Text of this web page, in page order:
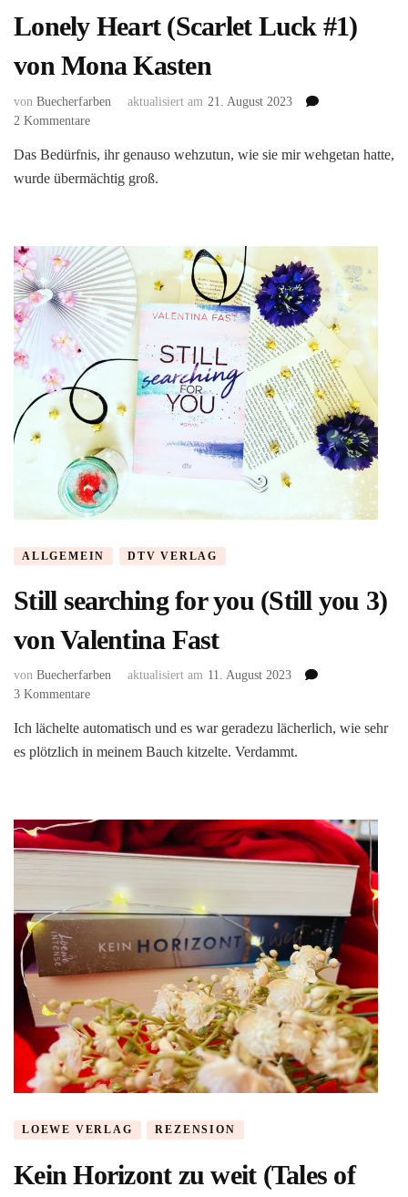
Lonely Heart (Scarlet Luck #1)
von Mona Kasten
von Buecherfarben aktualisiert am 21. August 2023
2 Kommentarezu
Heart
(Scarlet
Mona
Kasten
Das Bedürfnis, ihr genauso wehzutun, wie sie mir wehgetan hatte,
wurde übermächtig groß.
ALLGEMEIN DTV VERLAG
Still searching for you (Still you 3)
von Valentina Fast
von Buecherfarben aktualisiert am 11. August 2023
3 Kommentarezu
searching
for
3)
von
Ich lächelte automatisch und es war geradezu lächerlich, wie sehr
es plötzlich in meinem Bauch kitzelte. Verdammt.
LOEWE VERLAG REZENSION
Kein Horizont zu weit (Tales of